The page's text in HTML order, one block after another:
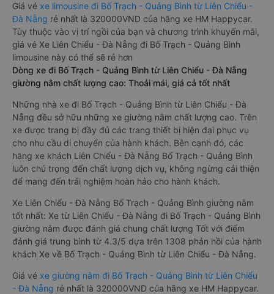
Giá vé xe limousine đi Bố Trạch - Quảng Bình từ Liên Chiểu -
Đà Nẵng rẻ nhất là 320000VND của hãng xe HM Happycar.
Tùy thuộc vào vị trí ngồi của bạn và chương trình khuyến mãi,
giá vé Xe Liên Chiểu - Đà Nẵng đi Bố Trạch - Quảng Bình
limousine này có thể sẽ rẻ hơn
Dòng xe đi Bố Trạch - Quảng Bình từ Liên Chiểu - Đà Nẵng
giường nằm chất lượng cao: Thoải mái, giá cả tốt nhất
Những nhà xe đi Bố Trạch - Quảng Bình từ Liên Chiểu - Đà
Nẵng đều sở hữu những xe giường nằm chất lượng cao. Trên
xe được trang bị đầy đủ các trang thiết bị hiện đại phục vụ
cho nhu cầu di chuyển của hành khách. Bên cạnh đó, các
hãng xe khách Liên Chiểu - Đà Nẵng Bố Trạch - Quảng Bình
luôn chú trọng đến chất lượng dịch vụ, không ngừng cải thiện
để mang đến trải nghiệm hoàn hảo cho hành khách.
Xe Liên Chiểu - Đà Nẵng Bố Trạch - Quảng Bình giường nằm
tốt nhất: Xe từ Liên Chiểu - Đà Nẵng đi Bố Trạch - Quảng Bình
giường nằm được đánh giá chung chất lượng Tốt với điểm
đánh giá trung bình từ 4.3/5 dựa trên 1308 phản hồi của hành
khách Xe về Bố Trạch - Quảng Bình từ Liên Chiểu - Đà Nẵng.
Giá vé xe giường nằm đi Bố Trạch - Quảng Bình từ Liên Chiểu
- Đà Nẵng rẻ nhất là 320000VND của hãng xe HM Happycar.